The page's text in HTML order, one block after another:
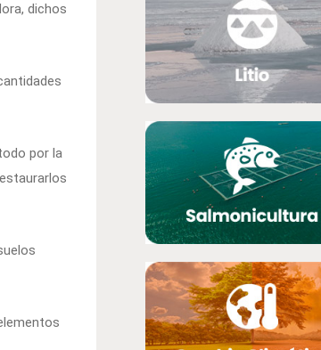
dichos
por la